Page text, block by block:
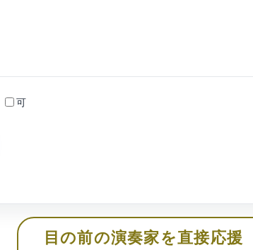
可
目の前の演奏家を直接応援